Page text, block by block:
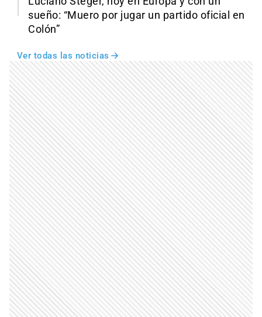
sueño: “Muero por jugar un partido oficial en
Colón”
Ver todas las noticias